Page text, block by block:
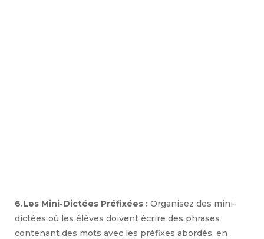
6.Les Mini-Dictées Préfixées : Organisez des mini-
dictées où les élèves doivent écrire des phrases
contenant des mots avec les préfixes abordés, en